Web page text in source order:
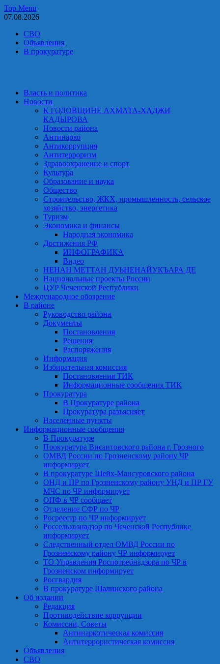
Skip
to
Top Menu
07.08.2026
СВО
Объявления
В прокуратуре
Власть и политика
Новости
К ГОДОВЩИНЕ АХМАТА-ХАДЖИ
КАДЫРОВА
Новости района
Антинарко
Антикоррупция
Антитерроризм
Здравоохранение и спорт
Культура
Образование и наука
Общество
Строительство, ЖКХ, промышленность, сельское
хозяйство, энергетика
Туризм
Экономика и финансы
Народная экономика
Достижения РФ
ИНФОГРАФИКА
Видео
НЕНАН МЕТТАН ДУЬНЕНАЙУКЪАРА ДЕ
Национальные проекты России
ЦУР Чеченской Республики
Международное обозрение
В районе
Руководство района
Документы
Постановления
Решения
Распоряжения
Информация
Избирательная комиссия
Постановления ТИК
Информационные сообщения ТИК
Прокуратура
В Прокуратуре района
Прокуратура разъясняет
Населенные пункты
Информационные сообщения
В Прокуратуре
Прокуратура Висаитовского района г. Грозного
ОМВД России по Грозненскому району ЧР
информирует
В прокуратуре Шейх-Мансуровского района
ОНД и ПР по Грозненскому району УНД и ПР ГУ
МЧС по ЧР информирует
ОНФ в ЧР сообщает
Отделение СФР по ЧР
Росреестр по ЧР информирует
Россельхознадзор по Чеченской Республике
информирует
Следственный отдел ОМВД России по
Грозненскому району ЧР информирует
ТО Управления Роспотребнадзора по ЧР в
Грозненском информирует
Росгвардия
В прокуратуре Шалинского района
Об издании
Редакция
Противодействие коррупции
Комиссии, Советы
Антинаркотическая комиссия
Антитеррористическая комиссия
Объявления
СВО